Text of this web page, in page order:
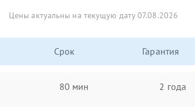
Цены актуальны на текущую дату 07.08.2026
Срок Гарантия
80 мин 2 года